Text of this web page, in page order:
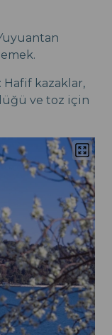
: Hafif kazaklar,
ve toz için